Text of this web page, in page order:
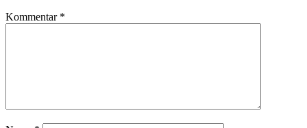
Kommentar *